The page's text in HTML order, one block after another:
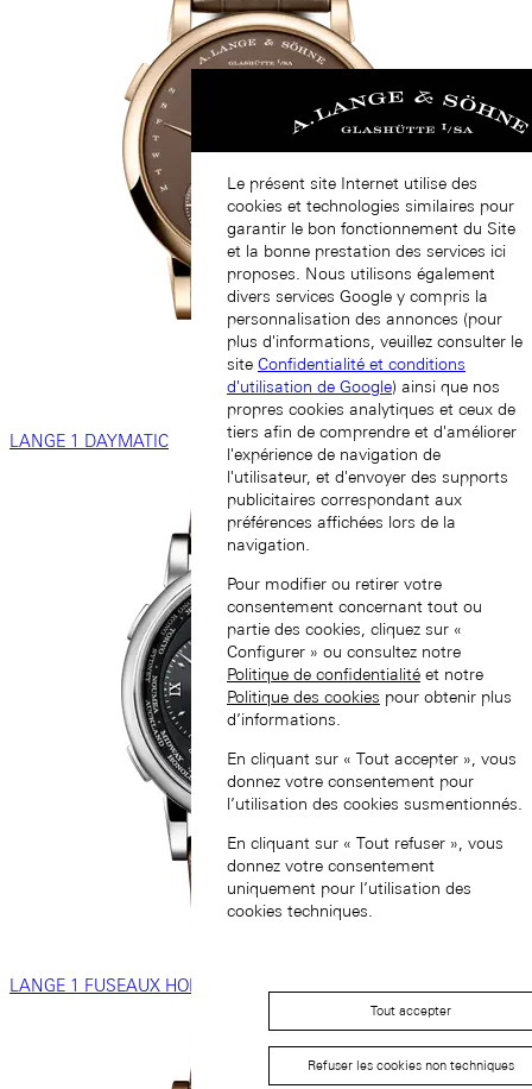
LANGE 1 DAYMATIC
LANGE 1 FUSEAUX HORAIRES
Le présent site Internet utilise des
cookies et technologies similaires pour
garantir le bon fonctionnement du Site
et la bonne prestation des services ici
proposes. Nous utilisons également
divers services Google y compris la
personnalisation des annonces (pour
plus d'informations, veuillez consulter le
site Confidentialité et conditions
d'utilisation de Google) ainsi que nos
propres cookies analytiques et ceux de
tiers afin de comprendre et d'améliorer
l'expérience de navigation de
l'utilisateur, et d'envoyer des supports
publicitaires correspondant aux
préférences affichées lors de la
navigation.
Pour modifier ou retirer votre
consentement concernant tout ou
partie des cookies, cliquez sur «
Configurer » ou consultez notre
Politique de confidentialité et notre
Politique des cookies pour obtenir plus
d’informations.
En cliquant sur « Tout accepter », vous
donnez votre consentement pour
l’utilisation des cookies susmentionnés.
En cliquant sur « Tout refuser », vous
donnez votre consentement
uniquement pour l’utilisation des
cookies techniques.
Tout accepter
Refuser les cookies non techniques